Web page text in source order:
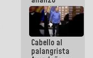
junto a
gobernadores
planes de
recuperación
del Sistema
Eléctrico
Cabello al
palangrista